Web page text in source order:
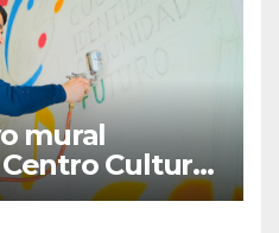
mural
Cultural
Fontes»